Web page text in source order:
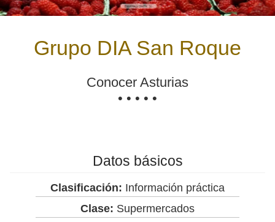
Grupo DIA San Roque
Conocer Asturias
• • • • •
Datos básicos
Clasificación: Información práctica
Clase: Supermercados